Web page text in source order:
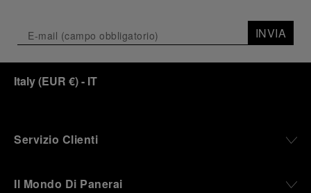
INVIA
Italy(EUR €)- IT
Servizio Clienti
Il Mondo Di Panerai